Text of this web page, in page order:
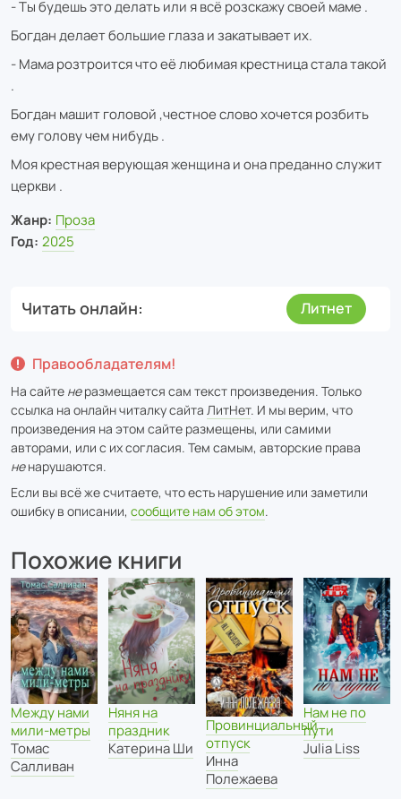
- Ты будешь это делать или я всё розскажу своей маме .
Богдан делает большие глаза и закатывает их.
- Мама розтроится что её любимая крестница стала такой
.
Богдан машит головой ,честное слово хочется розбить
ему голову чем нибудь .
Моя крестная верующая женщина и она преданно служит
церкви .
Жанр: Проза
Год: 2025
Читать онлайн Литнет
Правообладателям!
На сайте неразмещается сам текст произведения. Только
ссылка на онлайн читалку сайта ЛитНет. И мы верим, что
произведения на этом сайте размещены, или самими
авторами, или с их согласия. Тем самым, авторские права
ненарушаются.
Если вы всё же считаете, что есть нарушение или заметили
ошибку в описании, сообщите нам об этом.
Похожие книги
Между нами
мили-метры
Томас
Салливан
Няня на
праздник
Катерина Ши
Провинциальный
отпуск
Инна
Полежаева
Нам не по
пути
Julia Liss